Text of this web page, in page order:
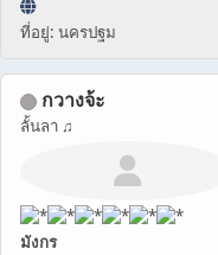
ที่อยู่: นครปฐม
กวางจ้ะ
ลั้นลา ♫
มังกร